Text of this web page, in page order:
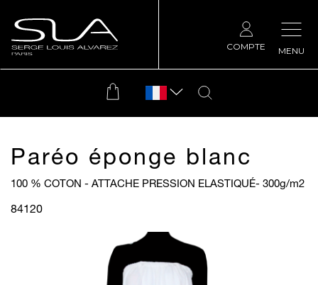
MENU
COMPTE
Paréo éponge blanc
100 % COTON - ATTACHE PRESSION ELASTIQUÉ- 300g/m2
84120